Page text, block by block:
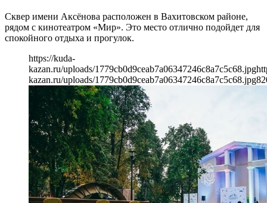
Сквер имени Аксёнова расположен в Вахитовском районе,
рядом с кинотеатром «Мир». Это место отлично подойдет для
спокойного отдыха и прогулок.
https://kuda-
kazan.ru/uploads/1779cb0d9ceab7a06347246c8a7c5c68.jpg
kazan.ru/uploads/1779cb0d9ceab7a06347246c8a7c5c68.jpg